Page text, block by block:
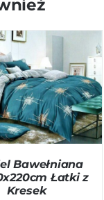
DO KOSZYKA
/
Bawełniana
Łatki z
Kresek